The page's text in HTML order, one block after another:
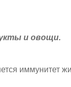
и овощи.
иммунитет